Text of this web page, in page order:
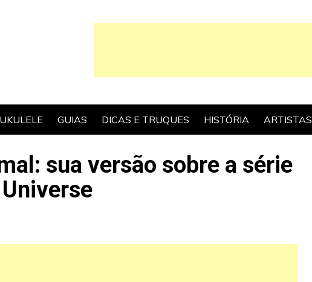
UKULELE GUIAS DICAS E TRUQUES HISTÓRIA ARTISTAS
sua versão sobre a série